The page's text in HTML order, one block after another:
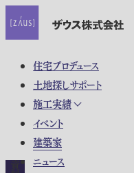
住宅プロデュース
土地探しサポート
施工実績
イベント
建築家
ニュース